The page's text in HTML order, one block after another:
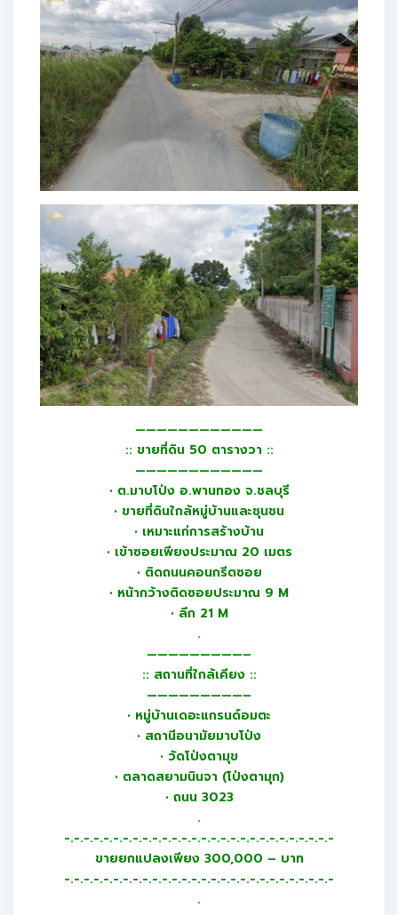
————————————
:: ขายที่ดิน 50 ตารางวา ::
————————————
• ต.มาบโป่ง อ.พานทอง จ.ชลบุรี
• ขายที่ดินใกล้หมู่บ้านและชุนชน
• เหมาะแก่การสร้างบ้าน
• เข้าซอยเพียงประมาณ 20 เมตร
• ติดถนนคอนกรีตซอย
• หน้ากว้างติดซอยประมาณ 9 M
• ลึก 21 M
.
—————————–
:: สถานที่ใกล้เคียง ::
—————————–
• หมู่บ้านเดอะแกรนด์อมตะ
• สถานีอนามัยมาบโป่ง
• วัดโป่งตามุข
• ตลาดสยามนินจา (โป่งตามุก)
• ถนน 3023
.
-.-.-.-.-.-.-.-.-.-.-.-.-.-.-.-.-.-.-.-.-.-.-.-.-.-.-.-
ขายยกแปลงเพียง 300,000 – บาท
-.-.-.-.-.-.-.-.-.-.-.-.-.-.-.-.-.-.-.-.-.-.-.-.-.-.-.-
.